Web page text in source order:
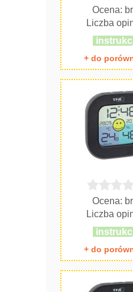
Ocena:
Liczba
+ do
Ocena:
Liczba
+ do